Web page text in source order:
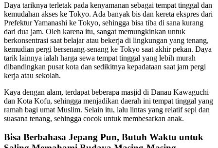
Daya tariknya terletak pada kenyamanan sebagai tempat tinggal dan
kemudahan akses ke Tokyo. Ada banyak bis dan kereta ekspres dari
Prefektur Yamanashi ke Tokyo, sehingga bisa tiba di sana kurang
dari dua jam. Oleh karena itu, sangat memungkinkan untuk
berkonsentrasi saat belajar atau bekerja di lingkungan yang tenang,
kemudian pergi bersenang-senang ke Tokyo saat akhir pekan. Daya
tarik lainnya ialah harga sewa tempat tinggal yang lebih murah
dibandingkan pusat kota dan sedikitnya kepadataan saat jam pergi
kerja atau sekolah.
Kaya dengan alam, terdapat beberapa masjid di Danau Kawaguchi
dan Kota Kofu, sehingga menjadikan daerah ini tempat tinggal yang
ramah bagi umat Muslim. Selain itu, lalu lintas yang relatif sepi dan
suasana tenang, sehingga cocok untuk membesarkan anak.
Bisa Berbahasa Jepang Pun, Butuh Waktu untuk